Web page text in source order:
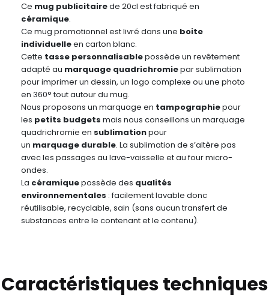
Ce mug publicitairede 20cl est fabriqué en
céramique.
Ce mug promotionnel est livré dans une boite
individuelleen carton blanc.
Cette tasse personnalisablepossède un revêtement
adapté au marquage quadrichromiepar sublimation
pour imprimer un dessin, un logo complexe ou une photo
en 360° tout autour du mug.
Nous proposons un marquage en tampographiepour
les petits budgets mais nous conseillons un marquage
quadrichromie en sublimationpour
un marquage durable. La sublimation de s’altère pas
avec les passages au lave-vaisselle et au four micro-
ondes.
La céramiquepossède des qualités
environnementales : facilement lavable donc
réutilisable, recyclable, sain (sans aucun transfert de
substances entre le contenant et le contenu).
Caractéristiques techniques